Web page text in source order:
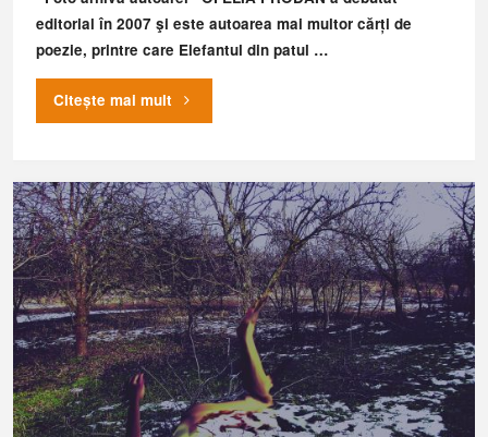
editorial în 2007 şi este autoarea mai multor cărți de
poezie, printre care Elefantul din patul …
Citește mai mult "Fișă